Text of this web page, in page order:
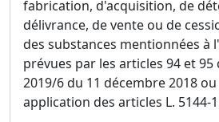
fabrication, d'acquisition, de
délivrance, de vente ou de
des substances mentionnées à
prévues par les articles 94 et
2019/6 du 11 décembre 2018
application des articles L. 5144-1